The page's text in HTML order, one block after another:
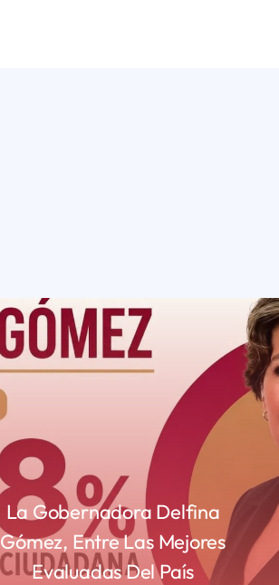
La Gobernadora Delfina
Gómez, Entre Las Mejores
Evaluadas Del País